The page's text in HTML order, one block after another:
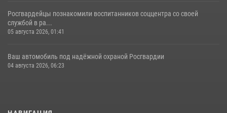
Росгвардейцы познакомили воспитанников соццентра со своей
службой в ра...
05 августа 2026, 01:41
Ваш автомобиль под надёжной охраной Росгвардии
04 августа 2026, 06:23